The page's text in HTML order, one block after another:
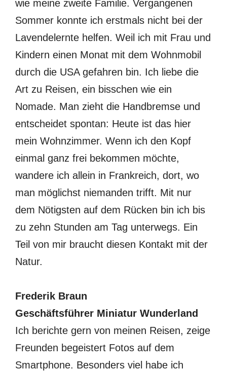
wie meine zweite Familie. Vergangenen
Sommer konnte ich erstmals nicht bei der
Lavendelernte helfen. Weil ich mit Frau und
Kindern einen Monat mit dem Wohnmobil
durch die USA gefahren bin. Ich liebe die
Art zu Reisen, ein bisschen wie ein
Nomade. Man zieht die Handbremse und
entscheidet spontan: Heute ist das hier
mein Wohnzimmer. Wenn ich den Kopf
einmal ganz frei bekommen möchte,
wandere ich allein in Frankreich, dort, wo
man möglichst niemanden trifft. Mit nur
dem Nötigsten auf dem Rücken bin ich bis
zu zehn Stunden am Tag unterwegs. Ein
Teil von mir braucht diesen Kontakt mit der
Natur.
Frederik Braun
Geschäftsführer Miniatur Wunderland
Ich berichte gern von meinen Reisen, zeige
Freunden begeistert Fotos auf dem
Smartphone. Besonders viel habe ich